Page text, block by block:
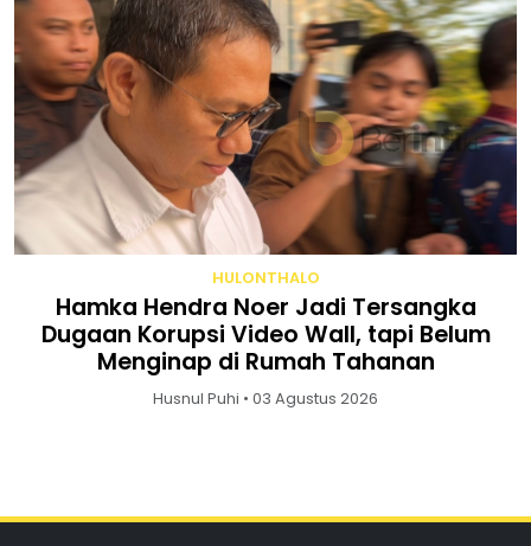
HULONTHALO
Hamka Hendra Noer Jadi Tersangka
Dugaan Korupsi Video Wall, tapi Belum
Menginap di Rumah Tahanan
Husnul Puhi • 03 Agustus 2026